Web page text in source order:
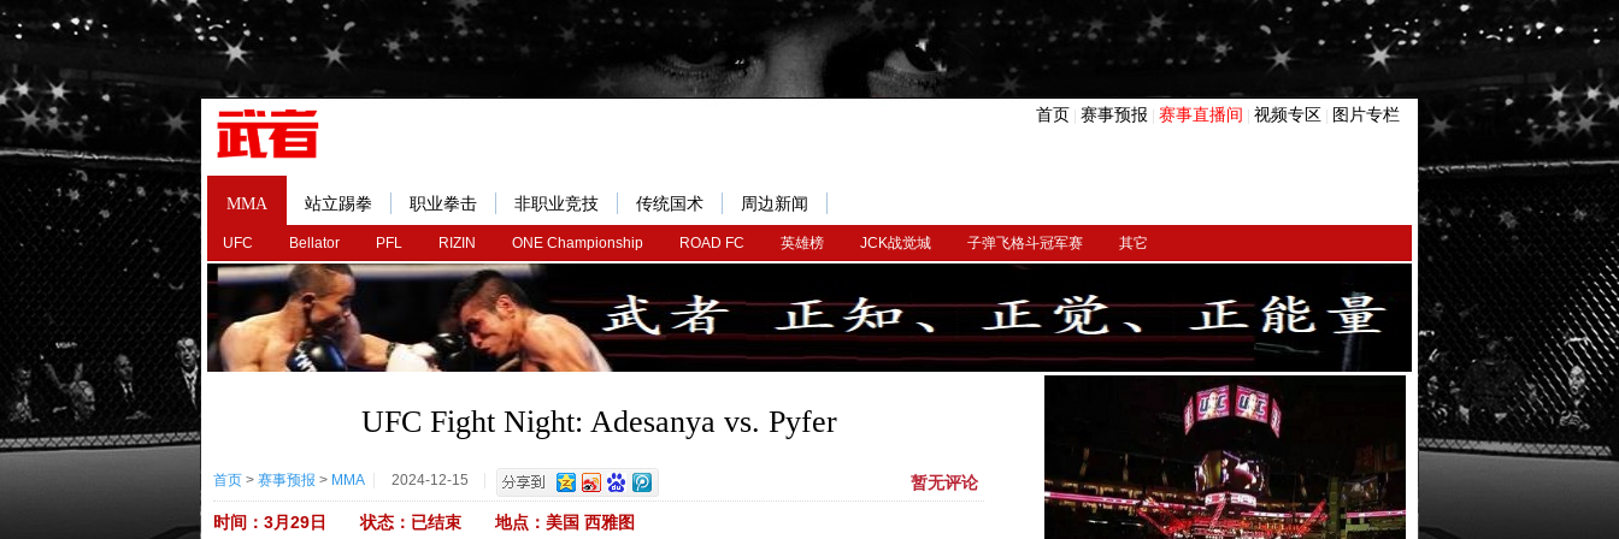
首页 赛事预报 赛事直播间 视频专区 图片专栏
MMA
UFC Bellator PFL RIZIN ONE Championship ROAD FC 英雄榜 JCK战觉城 子弹飞格斗冠军赛 其它
站立踢拳 职业拳击 非职业竞技 传统国术 周边新闻
UFC Fight Night: Adesanya vs. Pyfer
首页 > 赛事预报 > MMA 2024-12-15 暂无评论
时间：3月29日 状态：已结束 地点：美国 西雅图